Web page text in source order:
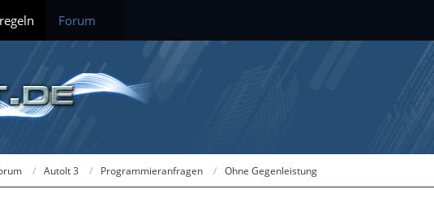
Forum
AutoIt 3 Programmieranfragen Ohne Gegenleistung